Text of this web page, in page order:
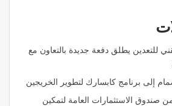
للتعدين يطلق دفعة جديدة بالتعاون مع
إلى برنامج كابسارك لتطوير الخريجين
صندوق الاستثمارات العامة لتمكين